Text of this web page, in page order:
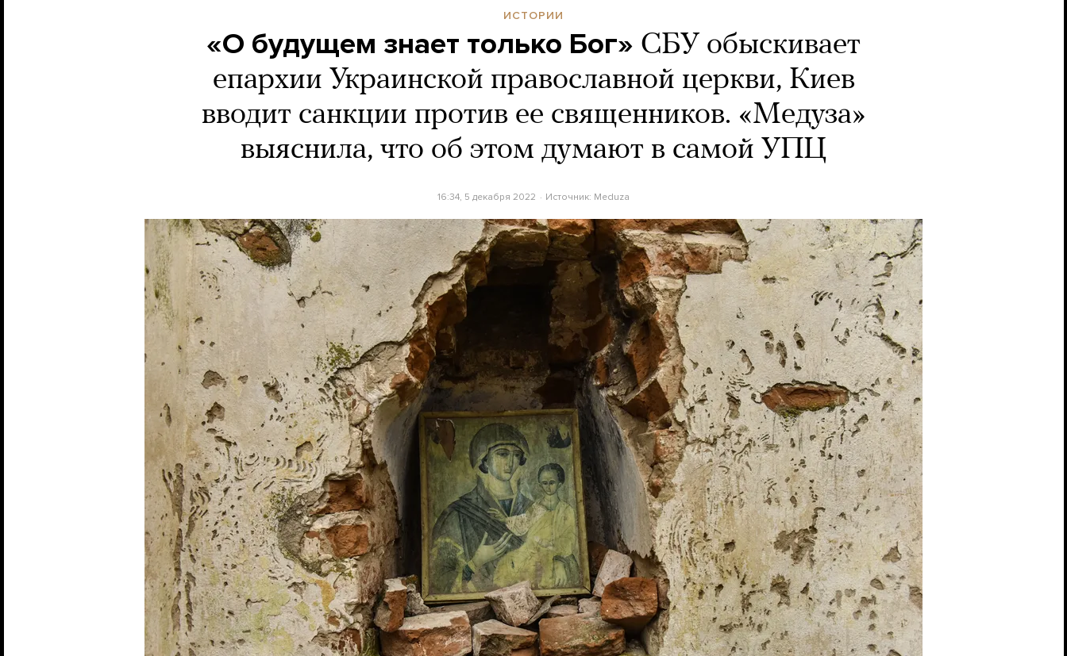
ИСТОРИИ
«О будущем знает только Бог» СБУ обыскивает
епархии Украинской православной церкви, Киев
вводит санкции против ее священников. «Медуза»
выяснила, что об этом думают в самой УПЦ
16:34, 5 декабря 2022 Источник: Meduza